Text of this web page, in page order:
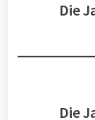
Die
Die